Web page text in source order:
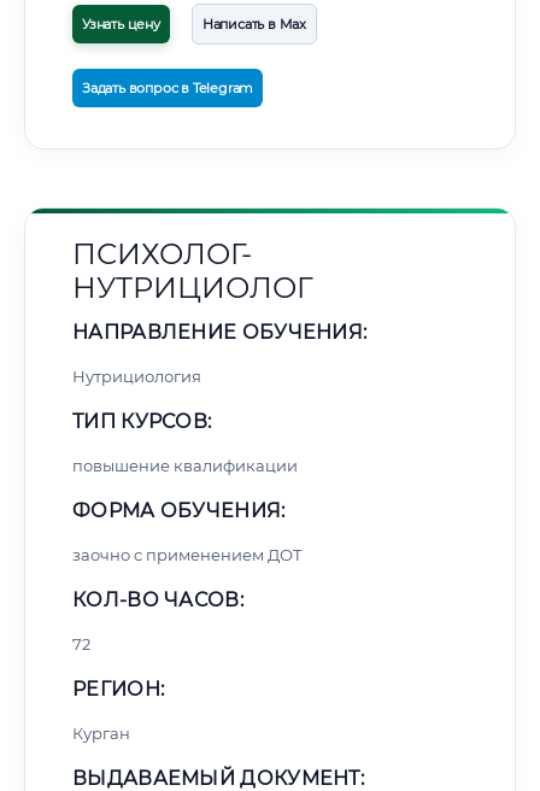
Узнать цену Написать в Max
Задать вопрос в Telegram
ПСИХОЛОГ-
НУТРИЦИОЛОГ
НАПРАВЛЕНИЕ ОБУЧЕНИЯ:
Нутрициология
ТИП КУРСОВ:
повышение квалификации
ФОРМА ОБУЧЕНИЯ:
заочно с применением ДОТ
КОЛ-ВО ЧАСОВ:
72
РЕГИОН:
Курган
ВЫДАВАЕМЫЙ ДОКУМЕНТ: